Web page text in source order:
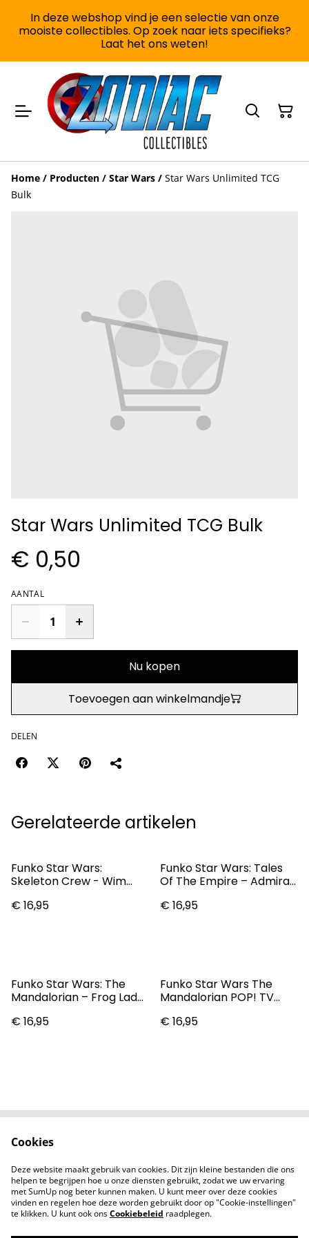
In deze webshop vind je een selectie van onze
mooiste collectibles. Op zoek naar iets specifieks?
Laat het ons weten!
Home / Producten / Star Wars / Star Wars Unlimited TCG
Bulk
Star Wars Unlimited TCG Bulk
€ 0,50
AANTAL
Nu kopen
Toevoegen aan winkelmandje
DELEN
Gerelateerde artikelen
Funko Star Wars:
Skeleton Crew - Wim
€ 16,95
Funko Star Wars: Tales
Of The Empire – Admiral
€ 16,95
Funko Star Wars: The
Mandalorian – Frog Lady
€ 16,95
Funko Star Wars The
Mandalorian POP! TV
€ 16,95
Privacybeleid
Cookiebeleid
Nieuwsberichten
Cookies
Deze website maakt gebruik van cookies. Dit zijn kleine bestanden die ons
helpen te begrijpen hoe u onze diensten gebruikt, zodat we uw ervaring
met SumUp nog beter kunnen maken. U kunt meer over deze cookies
vinden en regelen hoe deze worden gebruikt door op "Cookie-instellingen"
te klikken. U kunt ook onsCookiebeleid raadplegen.